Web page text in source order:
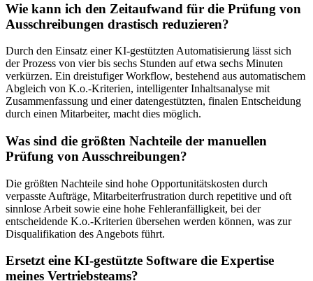
Wie kann ich den Zeitaufwand für die Prüfung von
Ausschreibungen drastisch reduzieren?
Durch den Einsatz einer KI-gestützten Automatisierung lässt sich
der Prozess von vier bis sechs Stunden auf etwa sechs Minuten
verkürzen. Ein dreistufiger Workflow, bestehend aus automatischem
Abgleich von K.o.-Kriterien, intelligenter Inhaltsanalyse mit
Zusammenfassung und einer datengestützten, finalen Entscheidung
durch einen Mitarbeiter, macht dies möglich.
Was sind die größten Nachteile der manuellen
Prüfung von Ausschreibungen?
Die größten Nachteile sind hohe Opportunitätskosten durch
verpasste Aufträge, Mitarbeiterfrustration durch repetitive und oft
sinnlose Arbeit sowie eine hohe Fehleranfälligkeit, bei der
entscheidende K.o.-Kriterien übersehen werden können, was zur
Disqualifikation des Angebots führt.
Ersetzt eine KI-gestützte Software die Expertise
meines Vertriebsteams?